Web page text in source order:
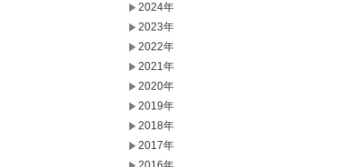
2024年
2023年
2022年
2021年
2020年
2019年
2018年
2017年